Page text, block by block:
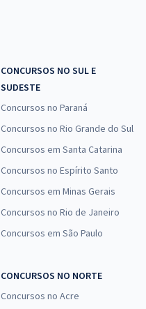
CONCURSOS NO SUL E
SUDESTE
Concursos no Paraná
Concursos no Rio Grande do Sul
Concursos em Santa Catarina
Concursos no Espírito Santo
Concursos em Minas Gerais
Concursos no Rio de Janeiro
Concursos em São Paulo
CONCURSOS NO NORTE
Concursos no Acre